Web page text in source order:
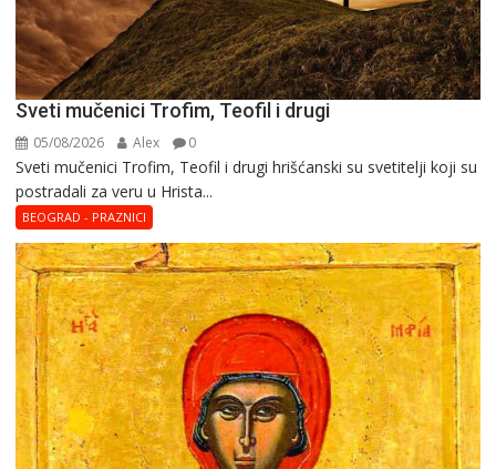
Sveti mučenici Trofim, Teofil i drugi
05/08/2026 Alex 0
Sveti mučenici Trofim, Teofil i drugi hrišćanski su svetitelji koji su
postradali za veru u Hrista...
BEOGRAD - PRAZNICI